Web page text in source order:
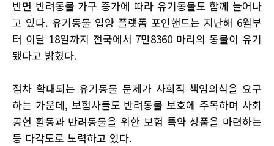
반면 반려동물 가구 증가에 따라 유기동물도 함께 늘어나
고 있다. 유기동물 입양 플랫폼 포인핸드는 지난해 6월부
터 이달 18일까지 전국에서 7만8360 마리의 동물이 유기
됐다고 밝혔다.
점차 확대되는 유기동물 문제가 사회적 책임의식을 요구
하는 가운데, 보험사들도 반려동물 보호에 주목하며 사회
공헌 활동과 반려동물을 위한 보험 특약 상품을 마련하는
등 다각도로 노력하고 있다.